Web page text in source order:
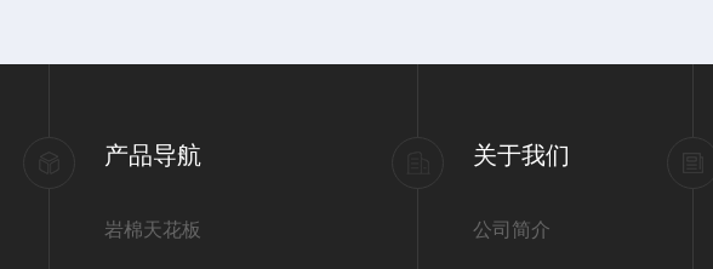
产品导航
岩棉天花板
关于我们
公司简介